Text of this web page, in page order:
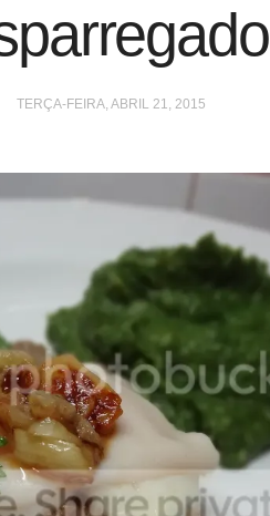
TERÇA-FEIRA, ABRIL 21, 2015